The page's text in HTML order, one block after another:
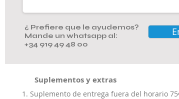
¿ Prefiere que le ayudemos?
Mande un whatsapp al:
+34 919 49 48 00
Suplementos y extras
Suplemento de entrega fuera del horario